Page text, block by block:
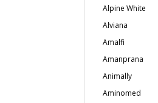
Alpine White
Alviana
Amalfi
Amanprana
Animally
Aminomed